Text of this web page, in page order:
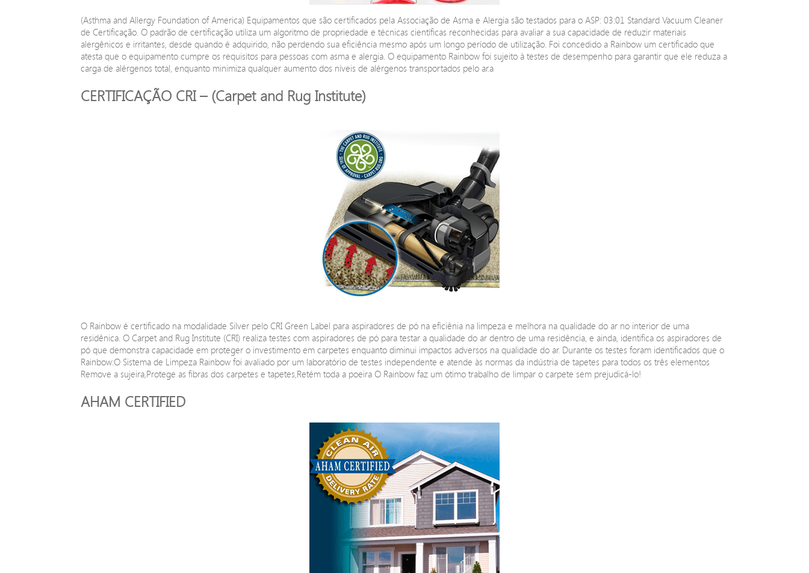
(Asthma and Allergy Foundation of America) Equipamentos que são certificados pela Associação de Asma e Alergia são testados para o ASP: 03:01 Standard Vacuum Cleaner
de Certificação. O padrão de certificação utiliza um algoritmo de propriedade e técnicas científicas reconhecidas para avaliar a sua capacidade de reduzir materiais
alergênicos e irritantes, desde quando é adquirido, não perdendo sua eficiência mesmo após um longo período de utilização. Foi concedido a Rainbow um certificado que
atesta que o equipamento cumpre os requisitos para pessoas com asma e alergia. O equipamento Rainbow foi sujeito à testes de desempenho para garantir que ele reduza a
carga de alérgenos total, enquanto minimiza qualquer aumento dos níveis de alérgenos transportados pelo ar.a
CERTIFICAÇÃO CRI – (Carpet and Rug Institute)
O Rainbow é certificado na modalidade Silver pelo CRI Green Label para aspiradores de pó na eficiênia na limpeza e melhora na qualidade do ar no interior de uma
residênica. O Carpet and Rug Institute (CRI) realiza testes com aspiradores de pó para testar a qualidade do ar dentro de uma residência, e ainda, identifica os aspiradores de
pó que demonstra capacidade em proteger o investimento em carpetes enquanto diminui impactos adversos na qualidade do ar. Durante os testes foram identificados que o
Rainbow:O Sistema de Limpeza Rainbow foi avaliado por um laboratório de testes independente e atende às normas da indústria de tapetes para todos os três elementos
Remove a sujeira,Protege as fibras dos carpetes e tapetes,Retém toda a poeira O Rainbow faz um ótimo trabalho de limpar o carpete sem prejudicá-lo!
AHAM CERTIFIED